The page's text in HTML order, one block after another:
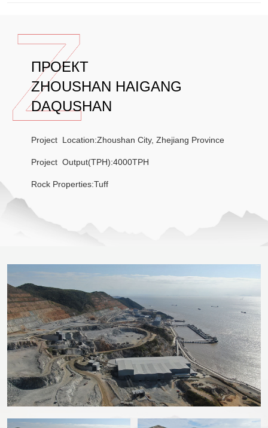
ПРОЕКТ
ZHOUSHAN HAIGANG
DAQUSHAN
Project Location:Zhoushan City, Zhejiang Province
Project Output(TPH):4000TPH
Rock Properties:Tuff